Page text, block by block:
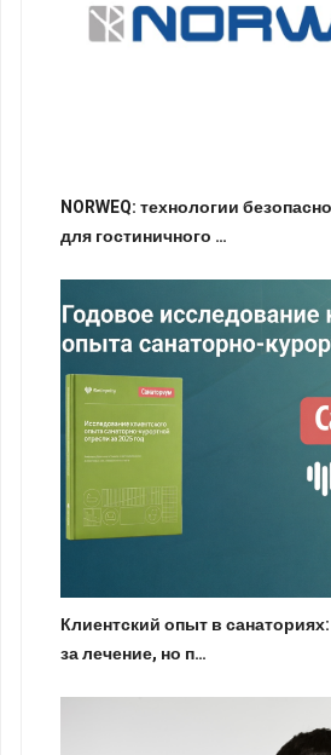
NORWEQ: технологии
для гостиничного …
Клиентский опыт в
за лечение, но п…